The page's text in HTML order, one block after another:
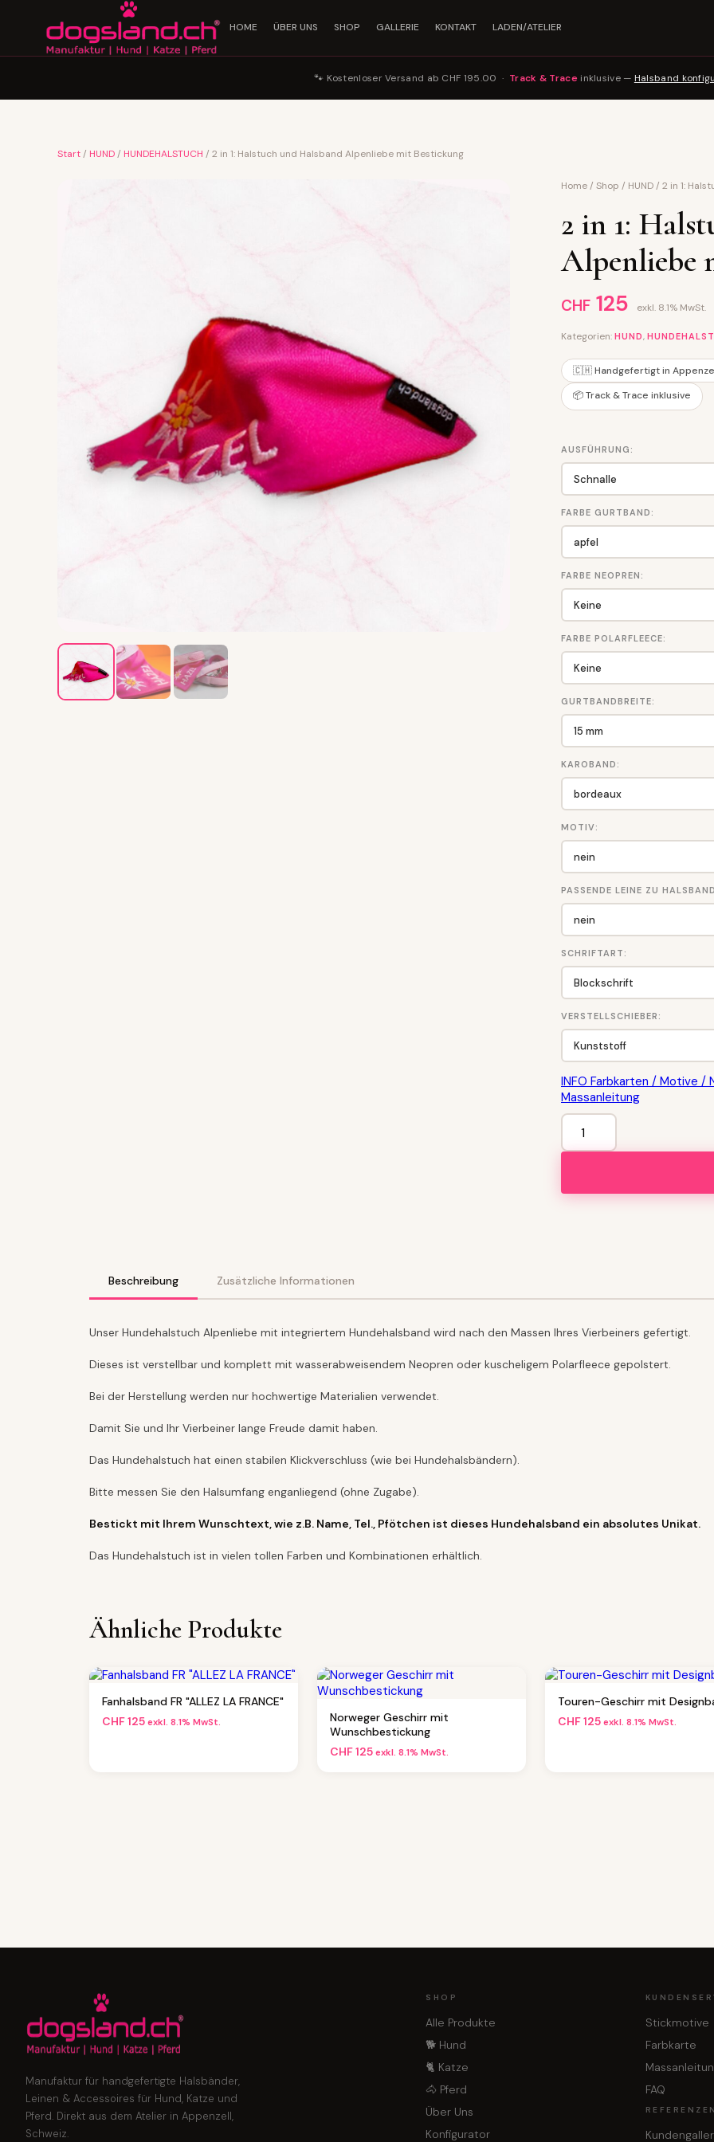
HOME ÜBER UNS SHOP GALLERIE KONTAKT LADEN/ATELIER
🐾 Kostenloser Versand ab CHF 195.00 · Track & Traceinklusive — Halsband
Start / HUND / HUNDEHALSTUCH / 2 in 1: Halstuch und Halsband Alpenliebe mit Bestickung
Home / Shop / HUND / 2 in 1:
2 in 1:
Alpenliebe
CHF 125 exkl. 8.1% MwSt.
Kategorien: HUND,
🇨🇭 Handgefertigt in
📦 Track & Trace inklusive
AUSFÜHRUNG:
FARBE GURTBAND:
FARBE NEOPREN:
FARBE POLARFLEECE:
GURTBANDBREITE:
KAROBAND:
MOTIV:
PASSENDE LEINE ZU
SCHRIFTART:
VERSTELLSCHIEBER:
INFO Farbkarten / Motive /
Massanleitung
2
1:
Halsband
Beschreibung Zusätzliche Informationen
Unser Hundehalstuch Alpenliebe mit integriertem Hundehalsband wird nach den Massen Ihres Vierbeiners gefertigt.
Dieses ist verstellbar und komplett mit wasserabweisendem Neopren oder kuscheligem Polarfleece gepolstert.
Bei der Herstellung werden nur hochwertige Materialien verwendet.
Damit Sie und Ihr Vierbeiner lange Freude damit haben.
Das Hundehalstuch hat einen stabilen Klickverschluss (wie bei Hundehalsbändern).
Bitte messen Sie den Halsumfang enganliegend (ohne Zugabe).
Bestickt mit Ihrem Wunschtext, wie z.B. Name, Tel., Pfötchen ist dieses Hundehalsband ein absolutes Unikat.
Das Hundehalstuch ist in vielen tollen Farben und Kombinationen erhältlich.
Ähnliche Produkte
Fanhalsband FR "ALLEZ LA FRANCE"
CHF125exkl. 8.1% MwSt.
Norweger Geschirr mit
Wunschbestickung
CHF125exkl. 8.1% MwSt.
Touren-Geschirr mit
CHF125exkl. 8.1% MwSt.
Manufaktur für handgefertigte Halsbänder,
Leinen & Accessoires für Hund, Katze und
Pferd. Direkt aus dem Atelier in Appenzell,
Schweiz.
SHOP
Alle Produkte
🐕 Hund
🐈 Katze
🐴 Pferd
Über Uns
Konfigurator
Stickmotive
Farbkarte
FAQ